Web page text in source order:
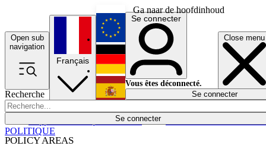
Ga naar de hoofdinhoud
Open sub
navigation
Close menu
Recherche
Se connecter
POLICY AREAS
Économie
Français
English
Deutsch
Español
Se connecter
Vous êtes déconnecté.
Se connecter
POLITIQUE